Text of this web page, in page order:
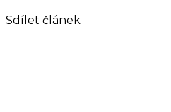
Sdílet článek